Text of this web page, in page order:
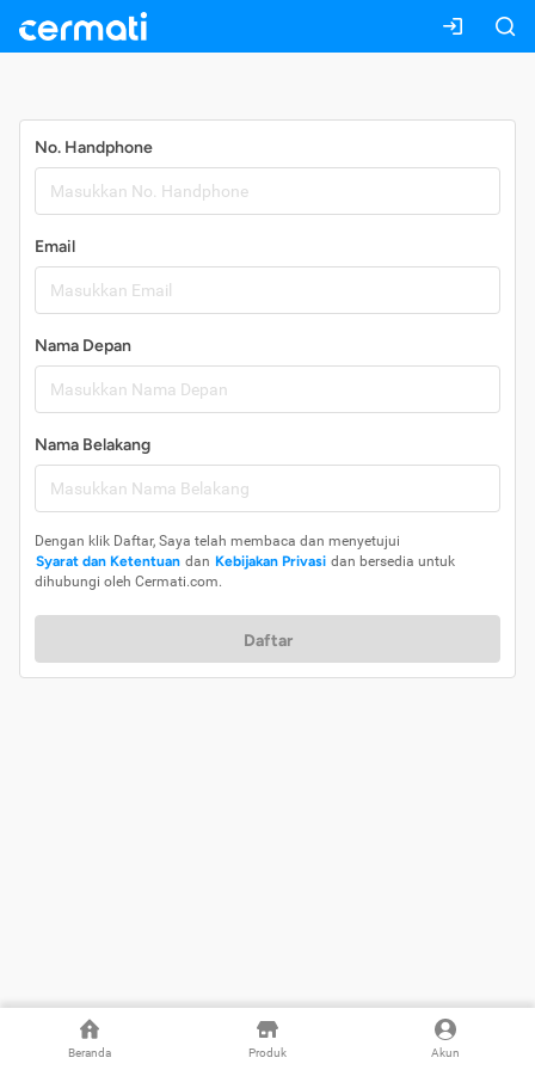
Beranda Produk Akun
No. Handphone
Email
Nama Depan
Nama Belakang
Dengan klik Daftar, Saya telah membaca dan menyetujui
Syarat dan Ketentuan dan Kebijakan Privasi dan bersedia untuk
dihubungi oleh Cermati.com.
Daftar